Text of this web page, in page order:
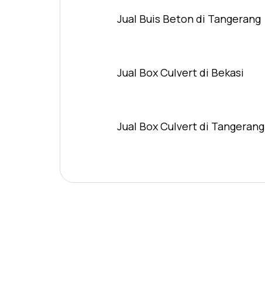
Jual Buis Beton di Tangerang
Jual Box Culvert di Bekasi
Jual Box Culvert di Tangerang